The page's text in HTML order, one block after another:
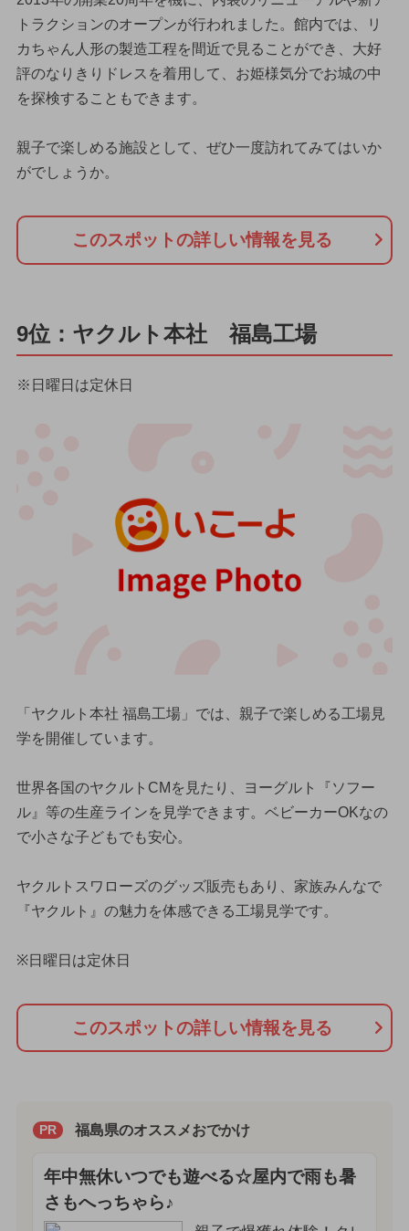
トラクションのオープンが行われました。館内では、リ
カちゃん人形の製造工程を間近で見ることができ、大好
評のなりきりドレスを着用して、お姫様気分でお城の中
を探検することもできます。
親子で楽しめる施設として、ぜひ一度訪れてみてはいか
がでしょうか。
このスポットの詳しい情報を見る
9位：ヤクルト本社 福島工場
※日曜日は定休日
「ヤクルト本社 福島工場」では、親子で楽しめる工場見
学を開催しています。
世界各国のヤクルトCMを見たり、ヨーグルト『ソフー
ル』等の生産ラインを見学できます。ベビーカーOKなの
で小さな子どもでも安心。
ヤクルトスワローズのグッズ販売もあり、家族みんなで
『ヤクルト』の魅力を体感できる工場見学です。
※日曜日は定休日
このスポットの詳しい情報を見る
PR 福島県のオススメおでかけ
年中無休いつでも遊べる☆屋内で雨も暑
さもへっちゃら♪